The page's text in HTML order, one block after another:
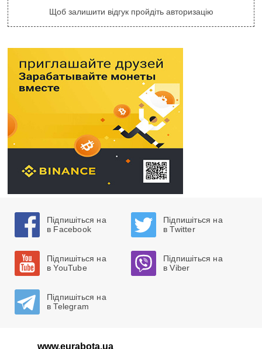
Щоб залишити відгук пройдіть авторизацію
Підпишіться на
в Facebook
Підпишіться на
в Twitter
Підпишіться на
в YouTube
Підпишіться на
в Viber
Підпишіться на
в Telegram
www.eurabota.ua